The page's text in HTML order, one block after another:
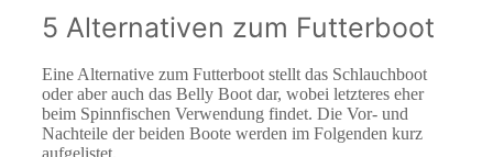
5 Alternativen zum Futterboot
Eine Alternative zum Futterboot stellt das Schlauchboot
oder aber auch das Belly Boot dar, wobei letzteres eher
beim Spinnfischen Verwendung findet. Die Vor- und
Nachteile der beiden Boote werden im Folgenden kurz
aufgelistet.